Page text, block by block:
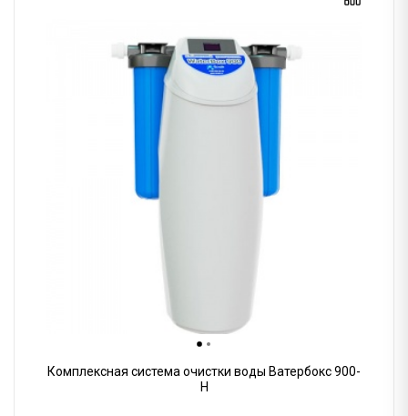
Комплексная система очистки воды Ватербокс 900-
H